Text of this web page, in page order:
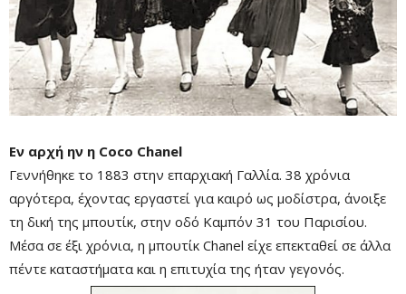
Εν αρχή ην η Coco Chanel
Γεννήθηκε το 1883 στην επαρχιακή Γαλλία. 38 χρόνια
αργότερα, έχοντας εργαστεί για καιρό ως μοδίστρα, άνοιξε
τη δική της μπουτίκ, στην οδό Καμπόν 31 του Παρισίου.
Μέσα σε έξι χρόνια, η μπουτίκ Chanel είχε επεκταθεί σε άλλα
πέντε καταστήματα και η επιτυχία της ήταν γεγονός.